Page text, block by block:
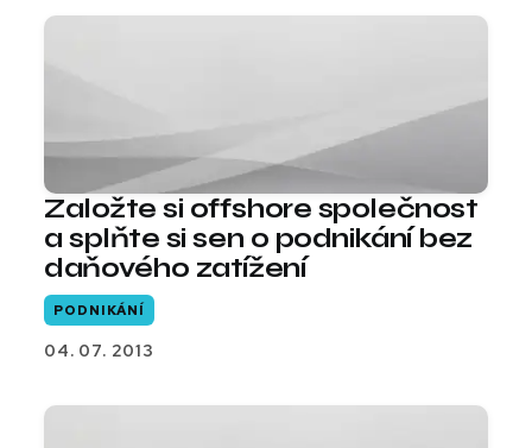
Založte si offshore společnost
a splňte si sen o podnikání bez
daňového zatížení
PODNIKÁNÍ
04. 07. 2013